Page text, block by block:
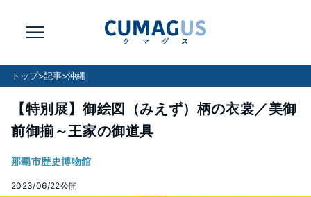
トップ>記事>沖縄
【特別展】御絵図（みえず）柄の衣裳／美御
前御揃～王家の御道具
那覇市歴史博物館
2023/06/22公開